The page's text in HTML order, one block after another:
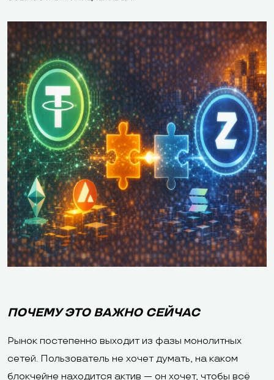
ПОЧЕМУ ЭТО ВАЖНО СЕЙЧАС
Рынок постепенно выходит из фазы монолитных
сетей. Пользователь не хочет думать, на каком
блокчейне находится актив — он хочет, чтобы всё